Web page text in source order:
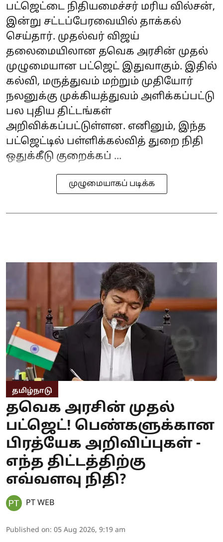
பட்ஜெட்டை நிதியமைச்சர் மரிய வில்சன்,
இன்று சட்டப்பேரவையில் தாக்கல்
செய்தார். முதல்வர் விஜய்
தலைமையிலான தவெக அரசின் முதல்
முழுமையான பட்ஜெட் இதுவாகும். இதில்
கல்வி, மருத்துவம் மற்றும் முதியோர்
நலனுக்கு முக்கியத்துவம் அளிக்கப்பட்டு
பல புதிய திட்டங்கள்
அறிவிக்கப்பட்டுள்ளன. எனினும், இந்த
பட்ஜெட்டில் பள்ளிக்கல்வித் துறை நிதி
ஒதுக்கீடு குறைக்கப் ...
முழுமையாகப் படிக்க
தமிழ்நாடு
தவெக அரசின் முதல்
பட்ஜெட்! பெண்களுக்கான
பிரத்யேக அறிவிப்புகள் -
எந்த திட்டத்திற்கு
எவ்வளவு நிதி?
PT WEB
Published on: 05 Aug 2026, 9:19 am